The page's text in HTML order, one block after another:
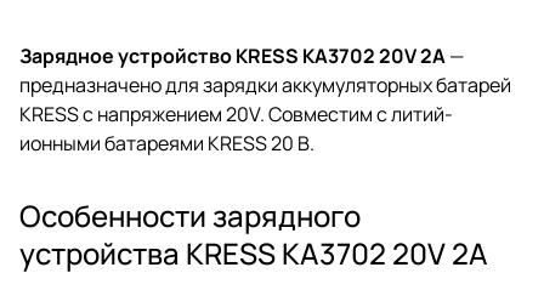
Зарядное устройство KRESS KA3702 20V 2A—
предназначено для зарядки аккумуляторных батарей
KRESS с напряжением 20V. Совместим с литий-
ионными батареями KRESS 20 В.
Особенности зарядного
устройства KRESS KA3702 20V 2A